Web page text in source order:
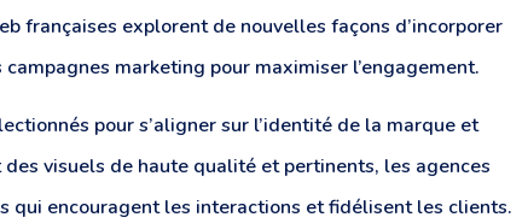
françaises explorent de nouvelles façons d’incorporer
marketing pour maximiser l’engagement.
pour s’aligner sur l’identité de la marque et
visuels de haute qualité et pertinents, les agences
qui encouragent les interactions et fidélisent les clients.